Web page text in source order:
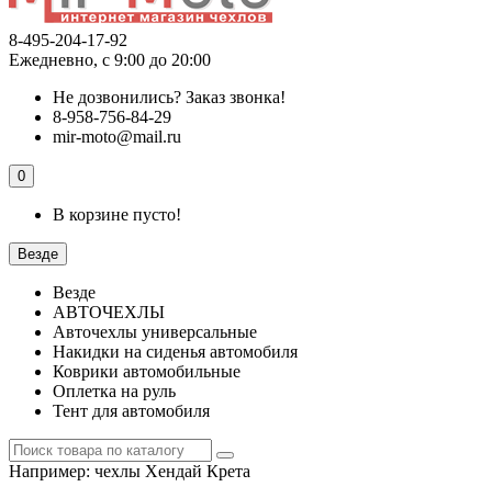
8-495-204-17-92
Ежедневно, с 9:00 до 20:00
Не дозвонились? Заказ звонка!
8-958-756-84-29
mir-moto@mail.ru
0
В корзине пусто!
Везде
Везде
АВТОЧЕХЛЫ
Авточехлы универсальные
Накидки на сиденья автомобиля
Коврики автомобильные
Оплетка на руль
Тент для автомобиля
Например: чехлы Хендай Крета